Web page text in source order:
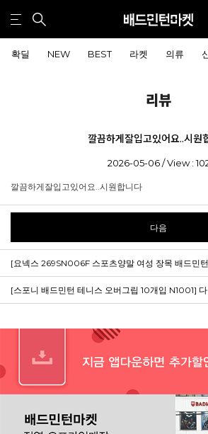
확딜 NEW BEST 라켓 의류
리뷰
깔끔하게잘입고있어요..시원
2026-05-06 / View :
깔끔하게잘입고있어요..시원합니다
다음
[요넥스 269SN006F 스포츠양말 여성 장목 배드민
[스포니 배드민턴 테니스 오버그립 10개입 N1001] 다